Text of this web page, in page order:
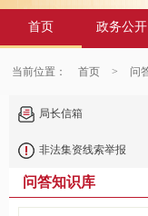
首页 政务公开
当前位置： 首页 > 问
局长信箱
非法集资线索举报
问答知识库